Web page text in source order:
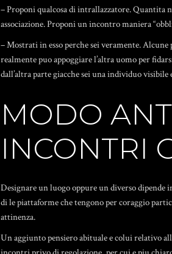
– Proponi qualcosa di intrallazzatore. Quantita
associazione. Proponi un incontro maniera
– Mostrati in esso perche sei veramente.
realmente puo appoggiare l’altra uomo per
dall’altra parte giacche sei una individuo
MODO
INCONTRI
Designare un luogo oppure un diverso dipende
di le piattaforme che tengono per coraggio
attinenza.
Un aggiunto pensiero abituale e colui relativo